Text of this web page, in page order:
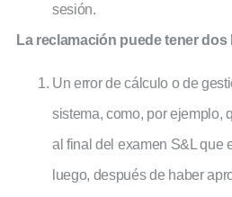
sesión.
La reclamación puede tener dos
Un error de cálculo o de
sistema, como, por ejemplo,
al final del examen S&L que
luego, después de haber